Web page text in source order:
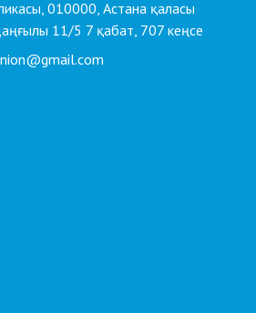
010000, Астана қаласы
11/5 7 қабат, 707 кеңсе